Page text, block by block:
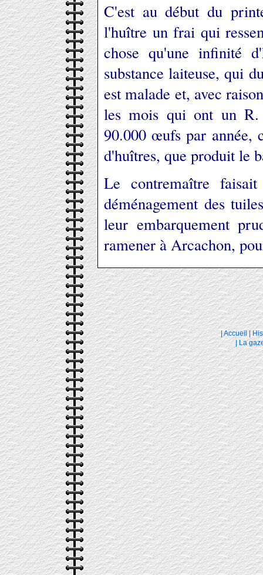
C'est au début du
l'huître un frai qui
chose qu'une infinité
substance laiteuse, qui
est malade et, avec
les mois qui ont un R.
90.000 œufs par année,
d'huîtres, que produit le
Le contremaître
déménagement des
leur embarquement
ramener à Arcachon,
| Accueil |
| La